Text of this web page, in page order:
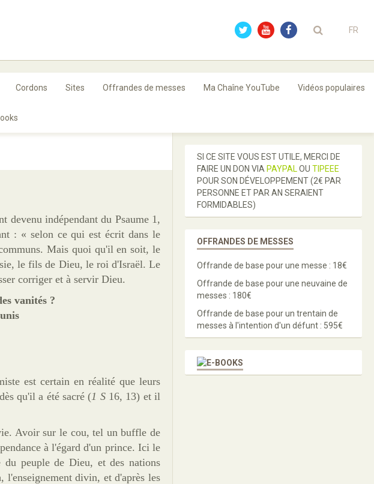
FR
Cordons Sites Offrandes de messes Ma Chaîne YouTube Vidéos populaires
devenu indépendant du Psaume 1,
: « selon ce qui est écrit dans le
Mais quoi qu'il en soit, le
le fils de Dieu, le roi d'Israël. Le
corriger et à servir Dieu.
vanités ?
est certain en réalité que leurs
qu'il a été sacré (1 S16, 13) et il
Avoir sur le cou, tel un buffle de
à l'égard d'un prince. Ici le
du peuple de Dieu, et des nations
l'enseignement divin, et d'après les
SI CE SITE VOUS EST UTILE, MERCI DE
FAIRE UN DON VIA PAYPAL OU TIPEEE
POUR SON DÉVELOPPEMENT (2€ PAR
PERSONNE ET PAR AN SERAIENT
FORMIDABLES)
OFFRANDES DE MESSES
Offrande de base pour une messe : 18€
Offrande de base pour une neuvaine de
messes : 180€
Offrande de base pour un trentain de
messes à l'intention d'un défunt : 595€